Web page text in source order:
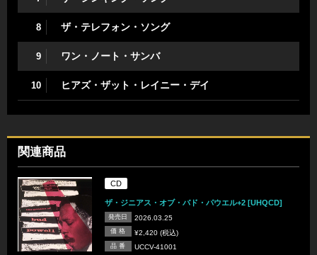
8 ザ・テレフォン・ソング
9 ワン・ノート・サンバ
10 ヒアズ・ザット・レイニー・デイ
関連商品
CD
ザ・ジニアス・オブ・バド・パウエル+2 [UHQCD]
発売日 2026.03.25
価 格 ¥2,420 (税込)
品 番 UCCV-41001